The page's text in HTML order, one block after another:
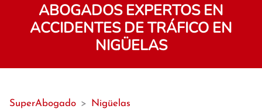
ABOGADOS EXPERTOS EN
ACCIDENTES DE TRÁFICO EN
NIGÜELAS
SuperAbogado > Nigüelas